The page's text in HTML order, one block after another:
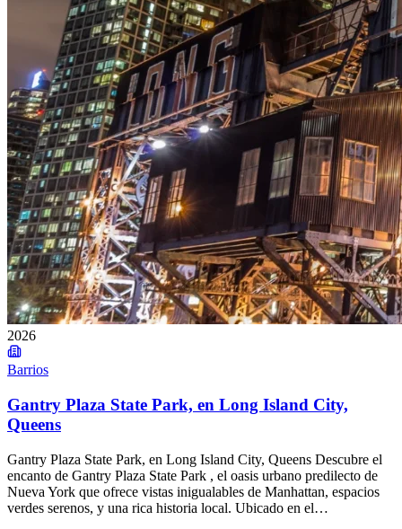
2026
Barrios
Gantry Plaza State Park, en Long Island City,
Queens
Gantry Plaza State Park, en Long Island City, Queens Descubre el
encanto de Gantry Plaza State Park , el oasis urbano predilecto de
Nueva York que ofrece vistas inigualables de Manhattan, espacios
verdes serenos, y una rica historia local. Ubicado en el…